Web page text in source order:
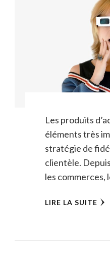
Les produits
éléments très
stratégie de
clientèle.
les commerces,
LIRE LA SUITE